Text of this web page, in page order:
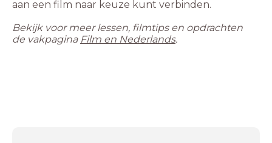
Bekijk voor meer lessen, filmtips en opdrachten
de vakpagina Film en Nederlands